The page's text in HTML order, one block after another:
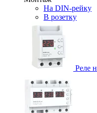
На DIN-рейку
В розетку
Реле